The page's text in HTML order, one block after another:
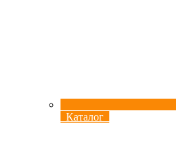
Каталог